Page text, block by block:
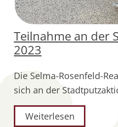
Teilnahme an der
2023
Die Selma-Rosenfeld-
sich an der
Weiterlesen